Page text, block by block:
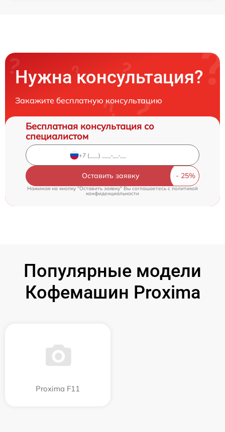
Нужна консультация?
Закажите бесплатную консультацию
Бесплатная консультация со
специалистом
Оставить заявку
Нажимая на кнопку "Оставить заявку" Вы соглашаетесь cполитикой
конфиденциальности
Популярные модели
Кофемашин Proxima
Proxima F11